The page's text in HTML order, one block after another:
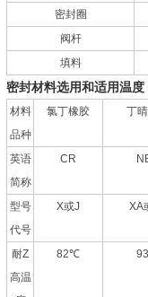
密封圈
阀杆
填料
密封材料选用和适用温度
材料
品种
氯丁橡胶 丁
英语
简称
CR
型号
代号
X或J XA
耐Z
高温
82℃